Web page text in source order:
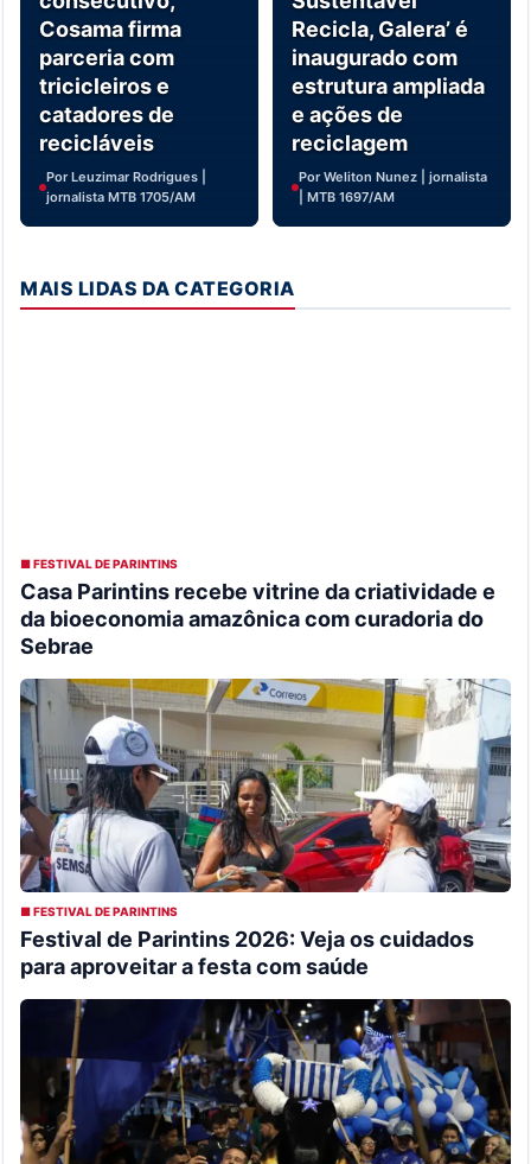
Cosama firma
parceria com
tricicleiros e
catadores de
recicláveis
Por Leuzimar Rodrigues |
jornalista MTB 1705/AM
Recicla, Galera’ é
inaugurado com
estrutura ampliada
e ações de
reciclagem
Por Weliton Nunez | jornalista
| MTB 1697/AM
MAIS LIDAS DA CATEGORIA
■ FESTIVAL DE PARINTINS
Casa Parintins recebe vitrine da criatividade e
da bioeconomia amazônica com curadoria do
Sebrae
■ FESTIVAL DE PARINTINS
Festival de Parintins 2026: Veja os cuidados
para aproveitar a festa com saúde